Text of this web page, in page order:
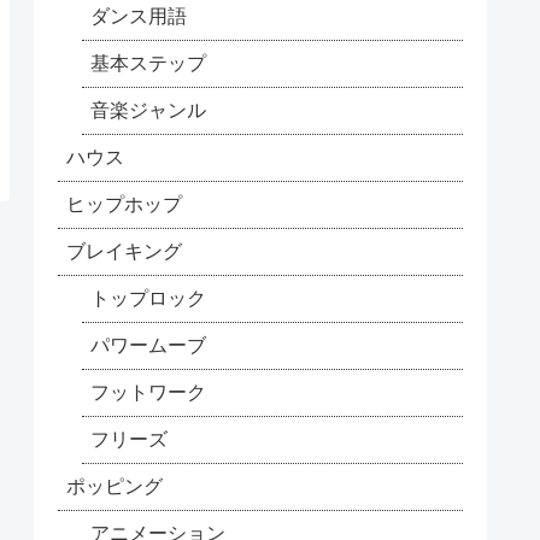
ダンス用語
基本ステップ
音楽ジャンル
ハウス
ヒップホップ
ブレイキング
トップロック
パワームーブ
フットワーク
フリーズ
ポッピング
アニメーション